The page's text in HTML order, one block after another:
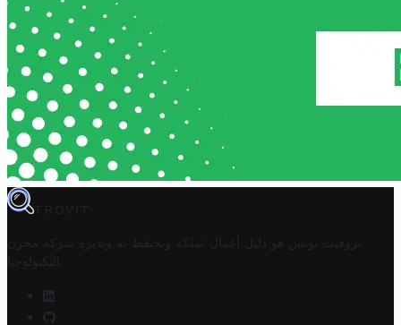
TROVIT
تروفيت تونس هو دليل أعمال تملكه وتحتفظ به وتديره
شركة مخزن
التكنولوجيا